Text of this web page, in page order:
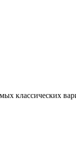
классических